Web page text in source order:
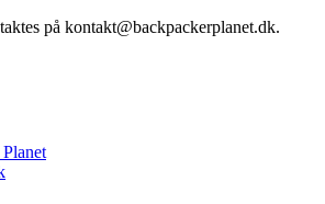
på kontakt@backpackerplanet.dk.